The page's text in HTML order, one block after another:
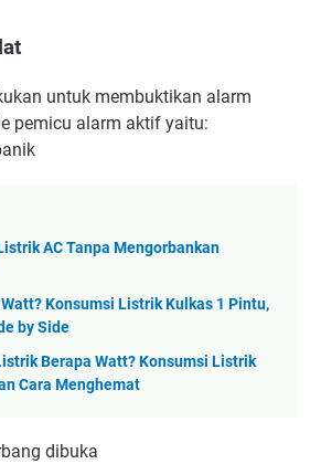
untuk membuktikan alarm
pemicu alarm aktif yaitu:
AC Tanpa Mengorbankan
Konsumsi Listrik Kulkas 1 Pintu,
by Side
Berapa Watt? Konsumsi Listrik
Cara Menghemat
dibuka